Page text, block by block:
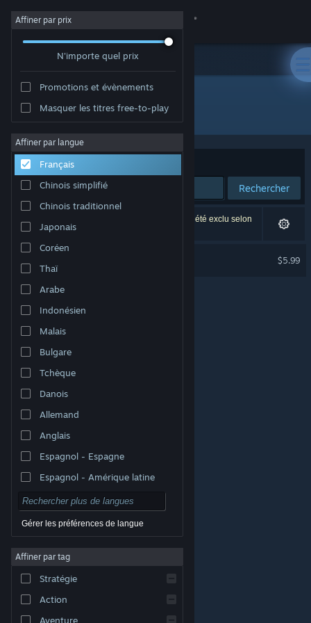
Se connecter
Magasin
À propos
Support
Changer la langue
Télécharger l'application mobile Steam
Voir version ordi. du site
© Valve Corporation. Tous droits réservés. Toutes les
titulaires aux États-Unis et dans d'autres pays.
Accessibilité
Remboursements
Affiner par prix
N'importe quel prix
Promotions et évènements
Masquer les titres free-to-play
Affiner par langue
Français
Chinois simplifié
Chinois traditionnel
Japonais
Coréen
Thaï
Arabe
Indonésien
Malais
Bulgare
Tchèque
Danois
Allemand
Anglais
Espagnol - Espagne
Espagnol - Amérique latine
Gérer les préférences de langue
Affiner par tag
Stratégie
Action
Aventure
Développement : Lucy B. Locks
Trier par Pertinence
Rechercher
1 résultat correspond à votre recherche. 1 titre a été exclu selon
vos préférences.
$5.99